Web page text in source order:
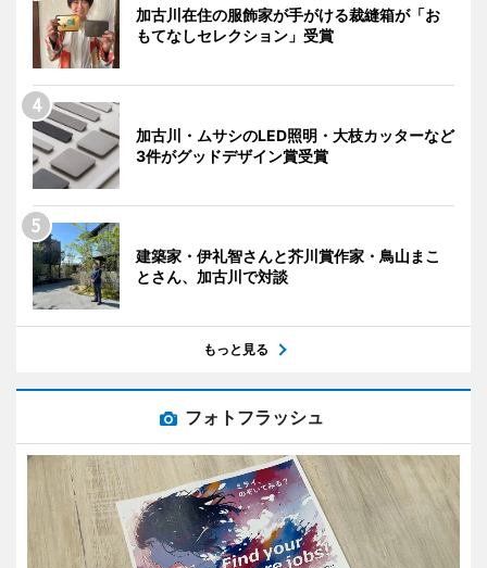
加古川在住の服飾家が手がける裁縫箱が「お
もてなしセレクション」受賞
加古川・ムサシのLED照明・大枝カッターなど
3件がグッドデザイン賞受賞
建築家・伊礼智さんと芥川賞作家・鳥山まこ
とさん、加古川で対談
もっと見る
フォトフラッシュ